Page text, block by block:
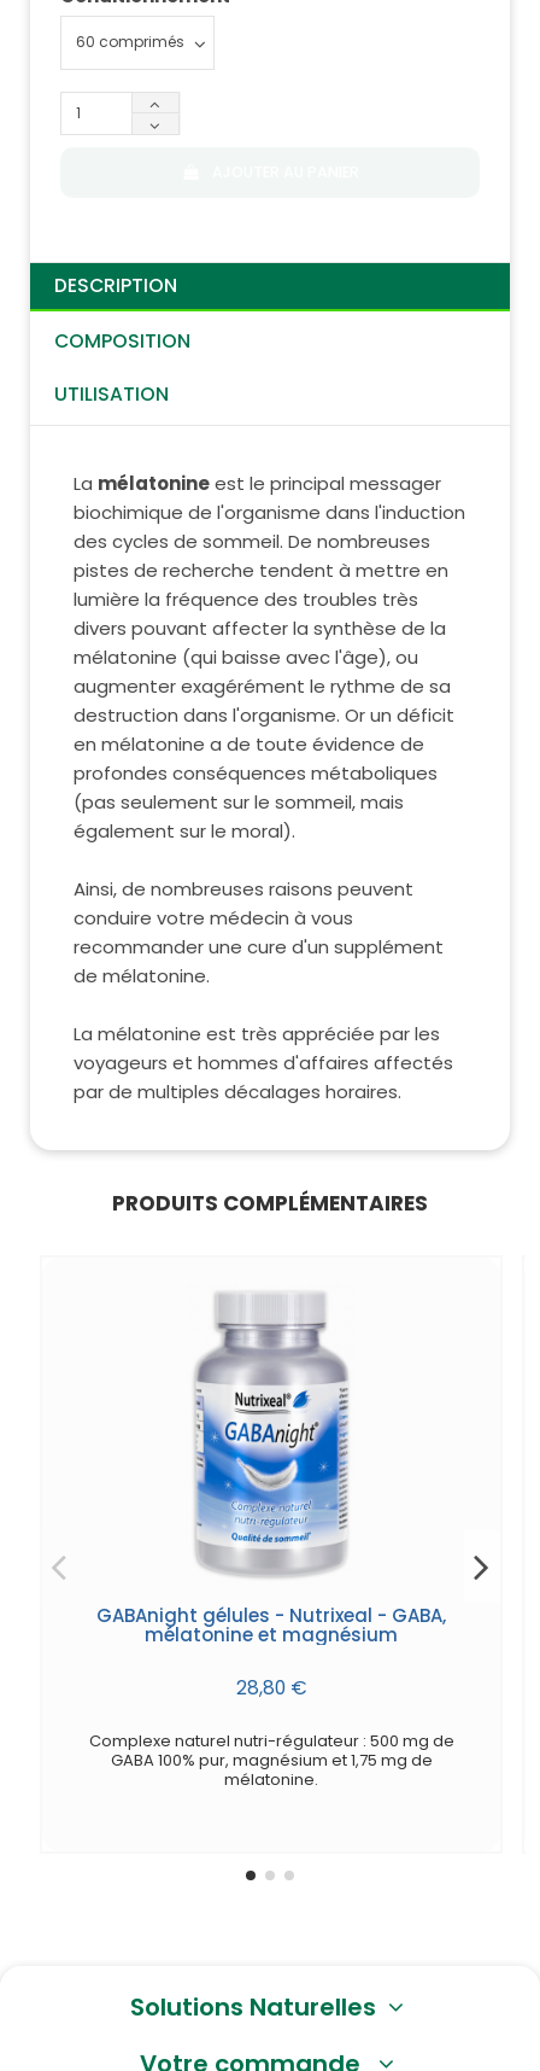
DESCRIPTION
COMPOSITION
UTILISATION
La mélatonineest le principal messager
biochimique de l'organisme dans l'induction
des cycles de sommeil. De nombreuses
pistes de recherche tendent à mettre en
lumière la fréquence des troubles très
divers pouvant affecter la synthèse de la
mélatonine (qui baisse avec l'âge), ou
augmenter exagérément le rythme de sa
destruction dans l'organisme. Or un déficit
en mélatonine a de toute évidence de
profondes conséquences métaboliques
(pas seulement sur le sommeil, mais
également sur le moral).
Ainsi, de nombreuses raisons peuvent
conduire votre médecin à vous
recommander une cure d'un supplément
de mélatonine.
La mélatonine est très appréciée par les
voyageurs et hommes d'affaires affectés
par de multiples décalages horaires.
PRODUITS COMPLÉMENTAIRES
GABAnight gélules - Nutrixeal - GABA,
mélatonine et magnésium
28,80 €
Complexe naturel nutri-régulateur : 500 mg de
GABA 100% pur, magnésium et 1,75 mg de
mélatonine.
Solutions Naturelles